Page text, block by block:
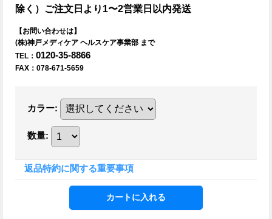
除く）ご注文日より1〜2営業日以内発送
【お問い合わせは】
(株)神戸メディケア ヘルスケア事業部 まで
TEL： 0120-35-8866
FAX：078-671-5659
カラー:
数量:
返品特約に関する重要事項